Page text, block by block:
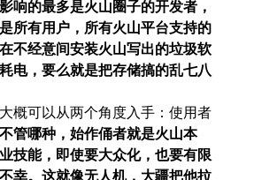
响的最多是火山圈子的开发者，
所有用户，所有火山平台支持的
不经意间安装火山写出的垃圾软
电，要么就是把存储搞的乱七八
概可以从两个角度入手：使用者
管哪种，始作俑者就是火山本
技能，即使要大众化，也要有限
幸。这就像无人机，大疆把他拉